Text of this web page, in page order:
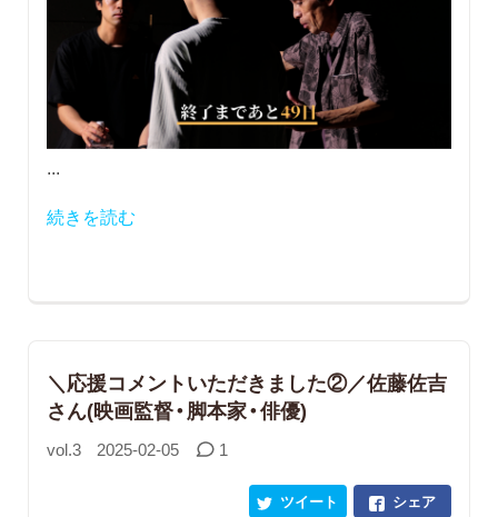
...
続きを読む
＼応援コメントいただきました②／佐藤佐吉
さん(映画監督・脚本家・俳優)
vol.3 2025-02-05 1
シェア
ツイート